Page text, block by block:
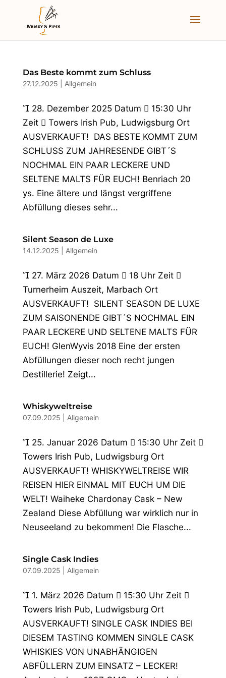
Das Beste kommt zum Schluss
27.12.2025 Allgemein
 28. Dezember 2025 Datum  15:30 Uhr
Zeit  Towers Irish Pub, Ludwigsburg Ort
AUSVERKAUFT! DAS BESTE KOMMT ZUM
SCHLUSS ZUM JAHRESENDE GIBT´S
NOCHMAL EIN PAAR LECKERE UND
SELTENE MALTS FÜR EUCH! Benriach 20
ys. Eine ältere und längst vergriffene
Abfüllung dieses sehr...
Silent Season de Luxe
14.12.2025 Allgemein
 27. März 2026 Datum  18 Uhr Zeit 
Turnerheim Auszeit, Marbach Ort
AUSVERKAUFT! SILENT SEASON DE LUXE
ZUM SAISONENDE GIBT´S NOCHMAL EIN
PAAR LECKERE UND SELTENE MALTS FÜR
EUCH! GlenWyvis 2018 Eine der ersten
Abfüllungen dieser noch recht jungen
Destillerie! Zeigt...
Whiskyweltreise
07.09.2025 Allgemein
 25. Januar 2026 Datum  15:30 Uhr Zeit 
Towers Irish Pub, Ludwigsburg Ort
AUSVERKAUFT! WHISKYWELTREISE WIR
REISEN HIER EINMAL MIT EUCH UM DIE
WELT! Waiheke Chardonay Cask – New
Zealand Diese Abfüllung war wirklich nur in
Neuseeland zu bekommen! Die Flasche...
Single Cask Indies
07.09.2025 Allgemein
 1. März 2026 Datum  15:30 Uhr Zeit 
Towers Irish Pub, Ludwigsburg Ort
AUSVERKAUFT! SINGLE CASK INDIES BEI
DIESEM TASTING KOMMEN SINGLE CASK
WHISKIES VON UNABHÄNGIGEN
ABFÜLLERN ZUM EINSATZ – LECKER!